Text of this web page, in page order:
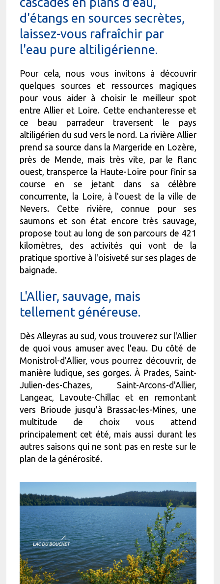
d'étangs en sources secrètes,
laissez-vous rafraîchir par
l'eau pure altiligérienne.
Pour cela, nous vous invitons à découvrir
quelques sources et ressources magiques
pour vous aider à choisir le meilleur spot
entre Allier et Loire. Cette enchanteresse et
ce beau parradeur traversent le pays
altiligérien du sud vers le nord. La rivière Allier
prend sa source dans la Margeride en Lozère,
près de Mende, mais très vite, par le flanc
ouest, transperce la Haute-Loire pour finir sa
course en se jetant dans sa célèbre
concurrente, la Loire, à l'ouest de la ville de
Nevers. Cette rivière, connue pour ses
saumons et son état encore très sauvage,
propose tout au long de son parcours de 421
kilomètres, des activités qui vont de la
pratique sportive à l'oisiveté sur ses plages de
baignade.
L'Allier, sauvage, mais
tellement généreuse.
Dès Alleyras au sud, vous trouverez sur l'Allier
de quoi vous amuser avec l'eau. Du côté de
Monistrol-d'Allier, vous pourrez découvrir, de
manière ludique, ses gorges. À Prades, Saint-
Julien-des-Chazes, Saint-Arcons-d'Allier,
Langeac, Lavoute-Chillac et en remontant
vers Brioude jusqu'à Brassac-les-Mines, une
multitude de choix vous attend
principalement cet été, mais aussi durant les
autres saisons qui ne sont pas en reste sur le
plan de la générosité.